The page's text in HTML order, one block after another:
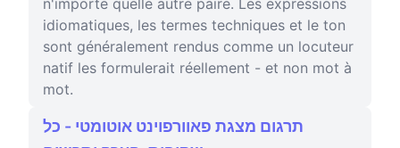
n'importe quelle autre paire. Les expressions
idiomatiques, les termes techniques et le ton
sont généralement rendus comme un locuteur
natif les formulerait réellement - et non mot à
mot.
תרגום מצגת פאוורפוינט אוטומטי - כל